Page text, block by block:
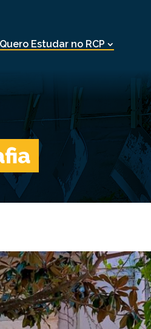
Quero Estudar no RCP